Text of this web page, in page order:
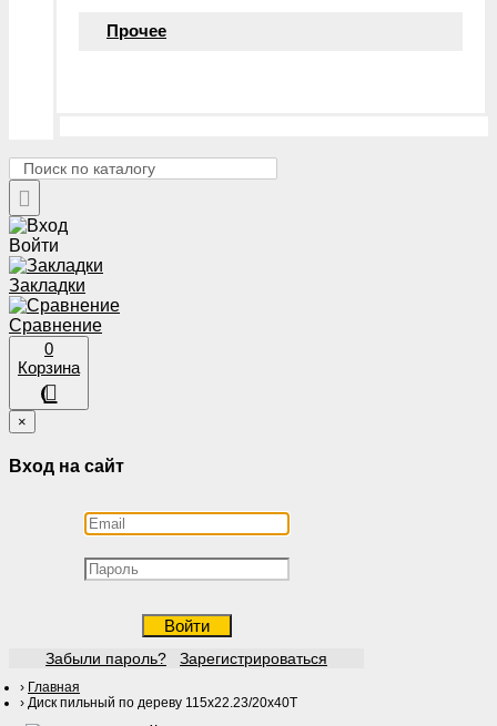
Прочее
Войти
Закладки
Сравнение
0
Корзина
×
Вход на сайт
Войти
Забыли пароль? Зарегистрироваться
Главная
Диск пильный по дереву 115х22.23/20х40Т